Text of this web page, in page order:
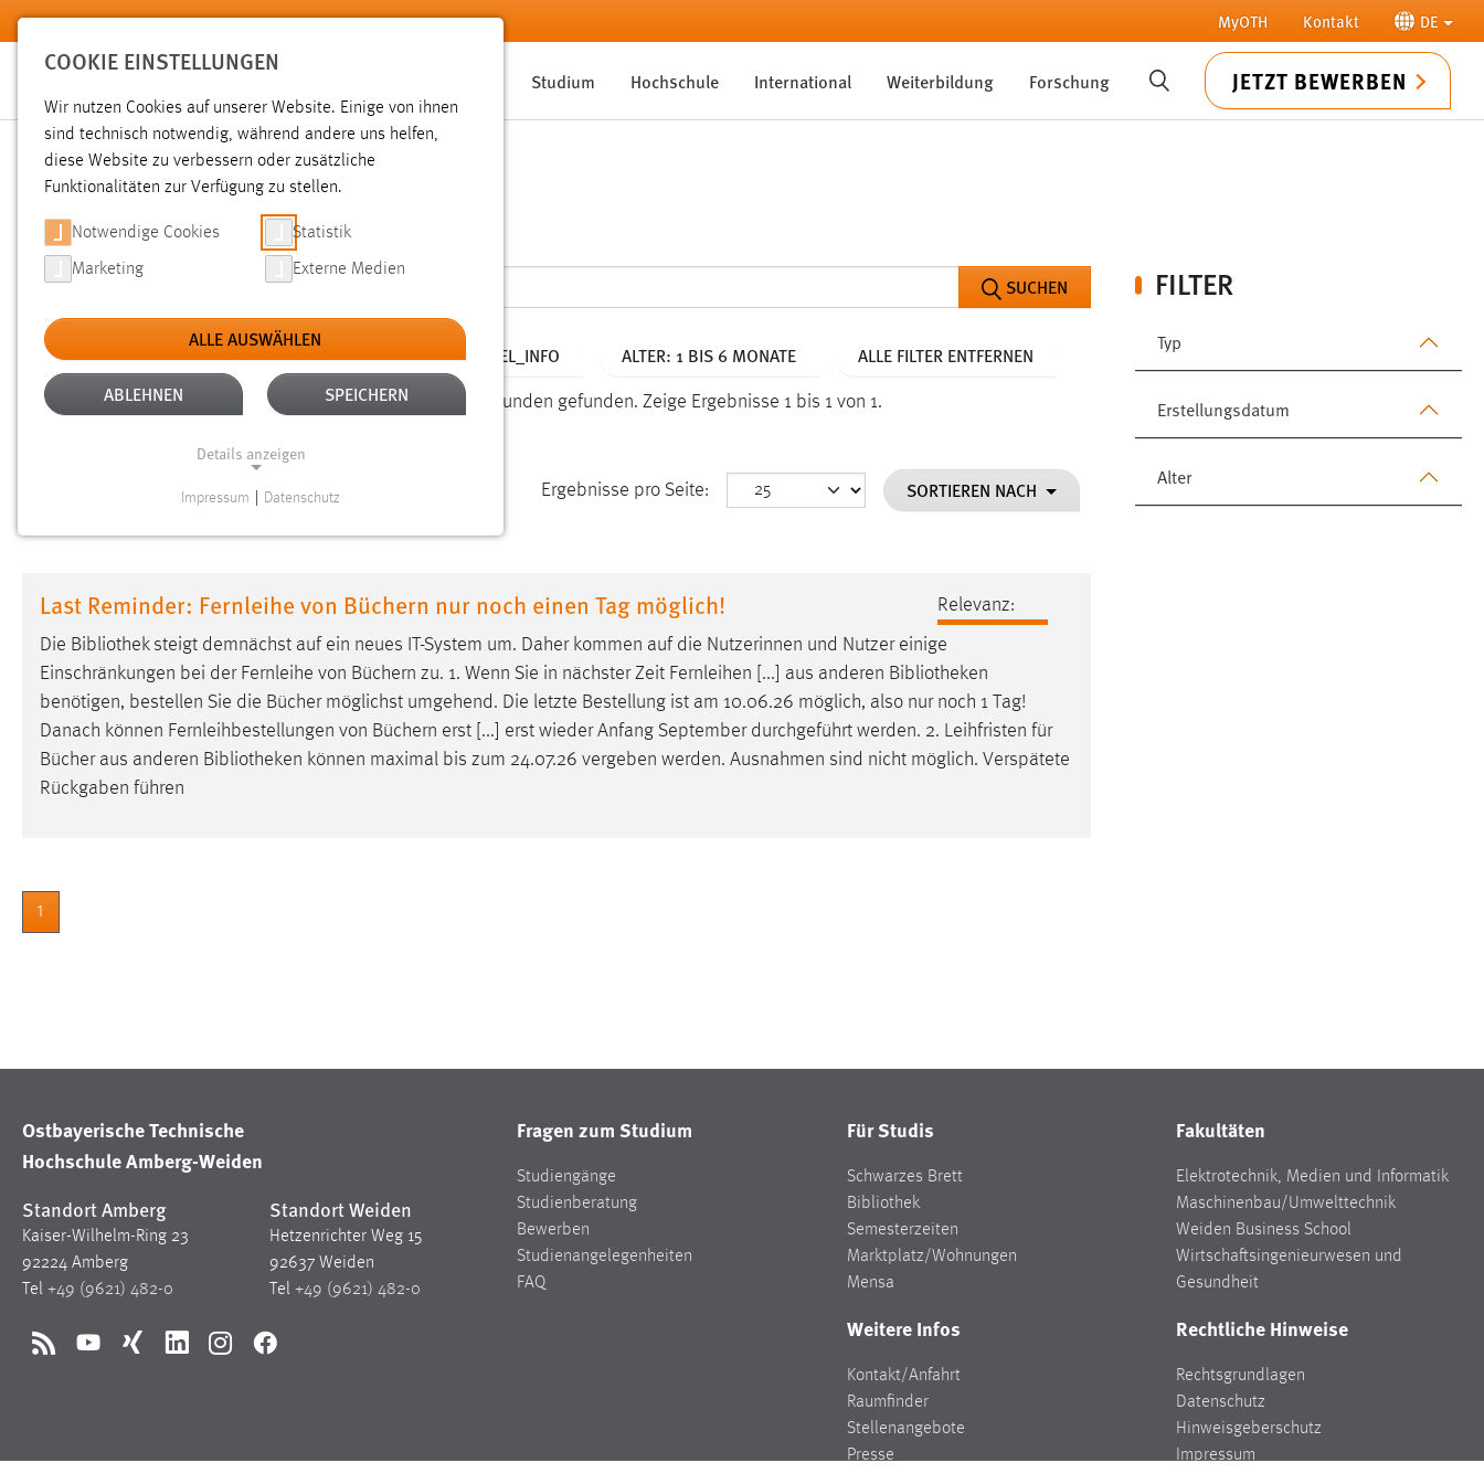
Zum Hauptinhalt springen MyOTH Kontakt DE
Studium Hochschule International Weiterbildung Forschung SUCHE JETZT BEWERBEN
SUCHE
FILTER
Typ
Erstellungsdatum
Alter
SUCHEN
Aktive Filter: TYP: TX_OTHAWORGANIZATION_DOMAIN_MODEL_INFO ALTER: 1 BIS 6 MONATE ALLE FILTER ENTFERNEN
Gesucht nach "bibliothek". Es wurde 1 Ergebnis in 45 Millisekunden gefunden. Zeige Ergebnisse 1 bis 1 von 1.
Ergebnisse pro Seite: SORTIEREN NACH
Last Reminder: Fernleihe von Büchern nur noch einen Tag möglich!
Relevanz:
Die Bibliotheksteigt demnächst auf ein neues IT-System um. Daher kommen auf die Nutzerinnen und Nutzer einige
Einschränkungen bei der Fernleihe von Büchern zu. 1. Wenn Sie in nächster Zeit Fernleihen [...] aus anderen Bibliotheken
benötigen, bestellen Sie die Bücher möglichst umgehend. Die letzte Bestellung ist am 10.06.26 möglich, also nur noch 1 Tag!
Danach können Fernleihbestellungen von Büchern erst [...] erst wieder Anfang September durchgeführt werden. 2. Leihfristen für
Bücher aus anderen Bibliotheken können maximal bis zum 24.07.26 vergeben werden. Ausnahmen sind nicht möglich. Verspätete
Rückgaben führen
1
Ostbayerische Technische
Hochschule Amberg-Weiden
Standort Amberg
Kaiser-Wilhelm-Ring 23
92224 Amberg
Tel +49 (9621) 482-0
Standort Weiden
Hetzenrichter Weg 15
92637 Weiden
Tel +49 (9621) 482-0
RSS YouTubeXing LinkedInInstagramFacebook
Fragen zum Studium
Studiengänge
Studienberatung
Bewerben
Studienangelegenheiten
FAQ
Für Studis
Schwarzes Brett
Bibliothek
Semesterzeiten
Marktplatz/Wohnungen
Mensa
Fakultäten
Elektrotechnik, Medien und Informatik
Maschinenbau/Umwelttechnik
Weiden Business School
Wirtschaftsingenieurwesen und
Gesundheit
Weitere Infos
Kontakt/Anfahrt
Raumfinder
Stellenangebote
Presse
Rechtliche Hinweise
Rechtsgrundlagen
Datenschutz
Hinweisgeberschutz
Impressum
COOKIE EINSTELLUNGEN
Wir nutzen Cookies auf unserer Website. Einige von ihnen
sind technisch notwendig, während andere uns helfen,
diese Website zu verbessern oder zusätzliche
Funktionalitäten zur Verfügung zu stellen.
Notwendige Cookies Statistik
Marketing Externe Medien
ALLE AUSWÄHLEN
ABLEHNEN SPEICHERN
Details anzeigen
Website erforderlich.
Einverständnis
Name: cookie_consent
Dieser Cookie speichert die
ausgewählten Einverständnis-Optionen
Name: site-language-preference
Sprache der Website.
Cookie Laufzeit:
Name:
MibewSessionID, MIBEW_UserID,
Impressum Datenschutz